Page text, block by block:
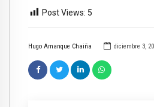
Hugo Amanque Chaiña diciembre 3,
Post Views: 5